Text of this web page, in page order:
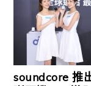
soundcore 推